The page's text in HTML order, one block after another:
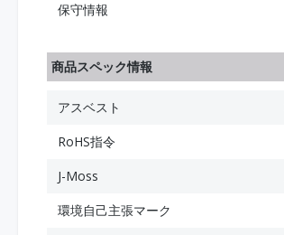
保守情報
商品スペック情報
アスベスト
RoHS指令
J-Moss
環境自己主張マーク